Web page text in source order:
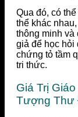
Qua đó, có
thể khác
thông minh
giả để học hỏi
chứng tỏ tầm
tri thức.
Giá Trị
Tượng Thư